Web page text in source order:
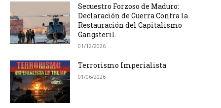
Secuestro Forzoso de Maduro:
Declaración de Guerra Contra la
Restauración del Capitalismo
Gangsteril.
01/12/2026
Terrorismo Imperialista
01/06/2026